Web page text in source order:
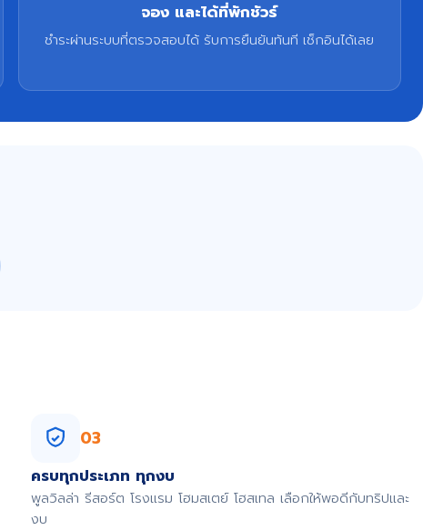
จอง และได้ที่พักชัวร์
ชำระผ่านระบบที่ตรวจสอบได้ รับการยืนยันทันที เช็กอินได้เลย
03
ครบทุกประเภท ทุกงบ
พูลวิลล่า รีสอร์ต โรงแรม โฮมสเตย์ โฮสเทล เลือกให้พอดีกับทริปและ
งบ